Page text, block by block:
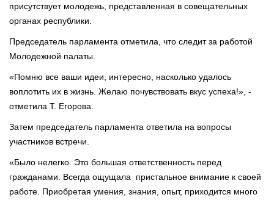
присутствует молодежь, представленная в совещательных
органах республики.
Председатель парламента отметила, что следит за работой
Молодежной палаты.
«Помню все ваши идеи, интересно, насколько удалось
воплотить их в жизнь. Желаю почувствовать вкус успеха!», -
отметила Т. Егорова.
Затем председатель парламента ответила на вопросы
участников встречи.
«Было нелегко. Это большая ответственность перед
гражданами. Всегда ощущала пристальное внимание к своей
работе. Приобретая умения, знания, опыт, приходится много